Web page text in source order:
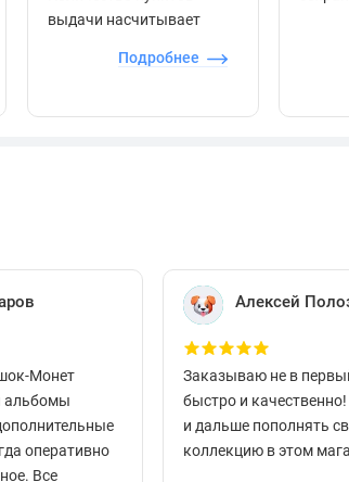
выдачи насчитывает
всей стране.
Подробнее
Монет
альбомы
оперативно
Все
Алексей
Заказываю не в
быстро и
и дальше пополнять
коллекцию в этом